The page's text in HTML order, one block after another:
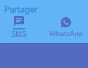
Partager
SMS WhatsApp